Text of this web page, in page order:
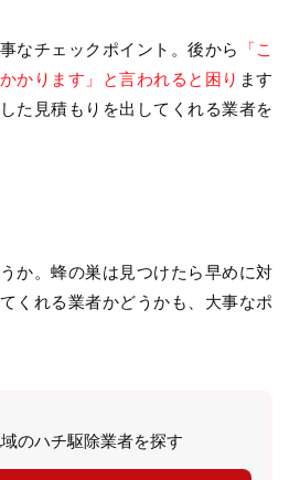
なチェックポイント。後から 「こ
かります」と言われると困り ます
た見積もりを出してくれる業者を
か。蜂の巣は見つけたら早めに対
くれる業者かどうかも、大事なポ
のハチ駆除業者を探す